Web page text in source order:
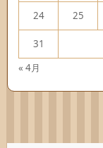
« 4月
24 25
31